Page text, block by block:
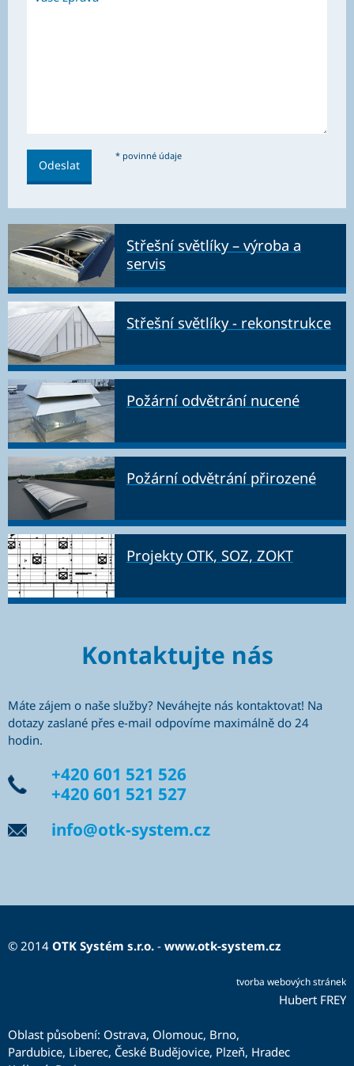
* povinné údaje
Střešní světlíky – výroba a
servis
Střešní světlíky - rekonstrukce
Požární odvětrání nucené
Požární odvětrání přirozené
Projekty OTK, SOZ, ZOKT
Kontaktujte nás
Máte zájem o naše služby? Neváhejte nás kontaktovat! Na
dotazy zaslané přes e-mail odpovíme maximálně do 24
hodin.
+420 601 521 526
+420 601 521 527
info@otk-system.cz
© 2014 OTK Systém s.r.o. - www.otk-system.cz
tvorba webových stránek
Hubert FREY
Oblast působení: Ostrava, Olomouc, Brno,
Pardubice, Liberec, České Budějovice, Plzeň, Hradec